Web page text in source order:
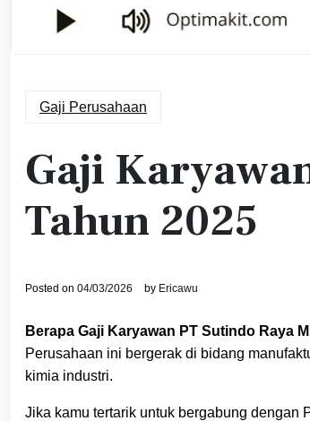
Gaji Perusahaan
Gaji
Tahun 2025
Posted on 04/03/2026 by Ericawu
Berapa Gaji Karyawan PT Sutindo Raya
Perusahaan ini bergerak di bidang
kimia industri.
Jika kamu tertarik untuk bergabung dengan